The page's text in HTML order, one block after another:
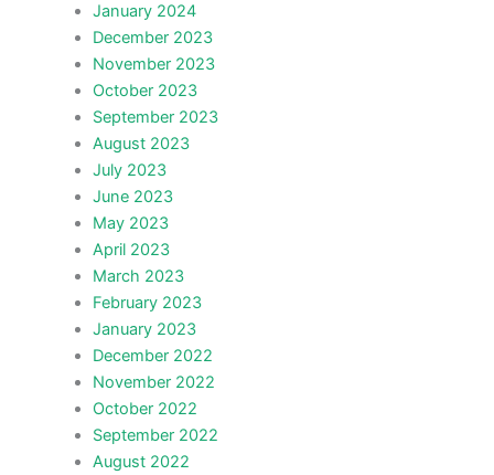
January 2024
December 2023
November 2023
October 2023
September 2023
August 2023
July 2023
June 2023
May 2023
April 2023
March 2023
February 2023
January 2023
December 2022
November 2022
October 2022
September 2022
August 2022